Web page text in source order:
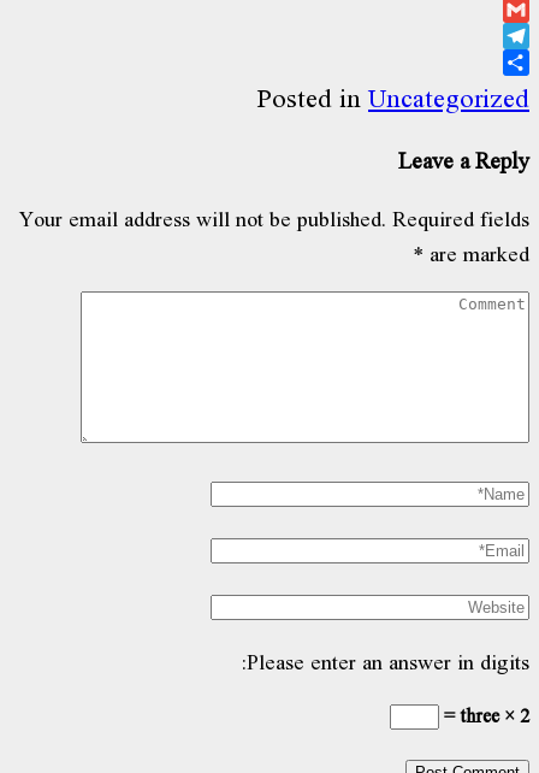
Posted in
Your email address will not be published.
Please enter an